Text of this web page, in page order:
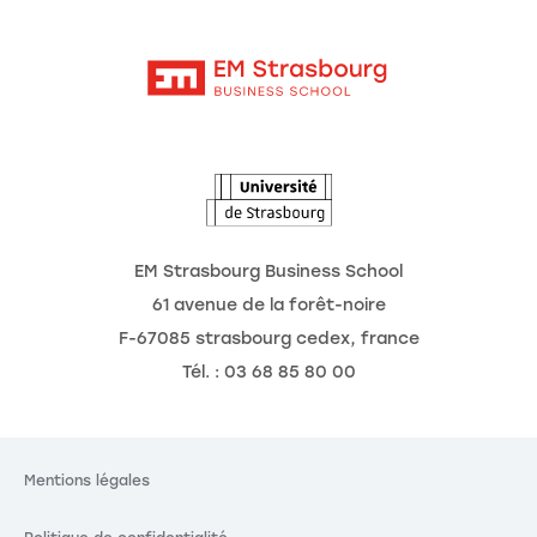
EM Strasbourg Business School
61 avenue de la forêt-noire
F-67085 strasbourg cedex, france
Tél. : 03 68 85 80 00
Mentions légales